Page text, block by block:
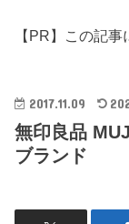
【PR】この記
2017.11.09
無印良品
ブランド